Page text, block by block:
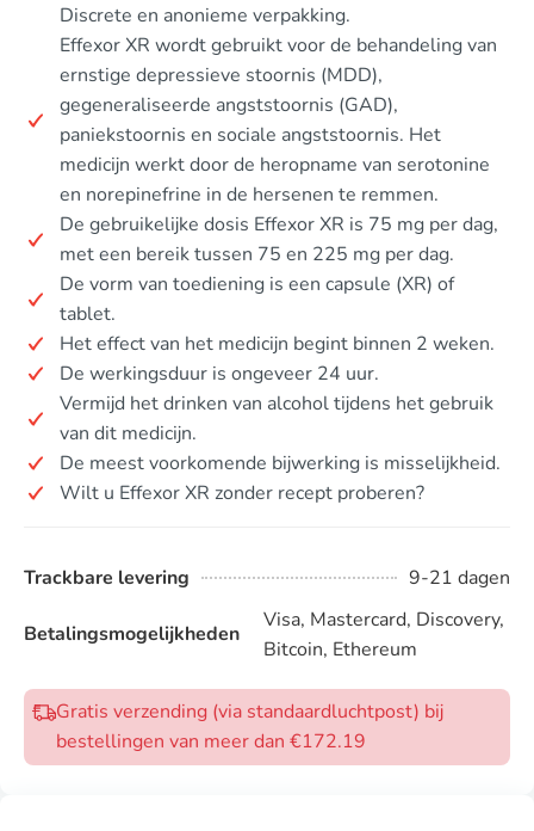
Discrete en anonieme verpakking.
Effexor XR wordt gebruikt voor de behandeling van
ernstige depressieve stoornis (MDD),
gegeneraliseerde angststoornis (GAD),
paniekstoornis en sociale angststoornis. Het
medicijn werkt door de heropname van serotonine
en norepinefrine in de hersenen te remmen.
De gebruikelijke dosis Effexor XR is 75 mg per dag,
met een bereik tussen 75 en 225 mg per dag.
De vorm van toediening is een capsule (XR) of
tablet.
Het effect van het medicijn begint binnen 2 weken.
De werkingsduur is ongeveer 24 uur.
Vermijd het drinken van alcohol tijdens het gebruik
van dit medicijn.
De meest voorkomende bijwerking is misselijkheid.
Wilt u Effexor XR zonder recept proberen?
Trackbare levering 9-21 dagen
Betalingsmogelijkheden
Visa, Mastercard, Discovery,
Bitcoin, Ethereum
Gratis verzending (via standaardluchtpost) bij
bestellingen van meer dan €172.19